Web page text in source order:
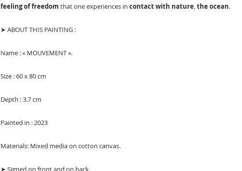
feeling of freedom that one experiences in contact with nature,the ocean.
➤ ABOUT THIS PAINTING :
Name : « MOUVEMENT ».
Size : 60 x 80 cm
Depth : 3.7 cm
Painted in : 2023
Materials: Mixed media on cotton canvas.
➤ Signed on front and on back.